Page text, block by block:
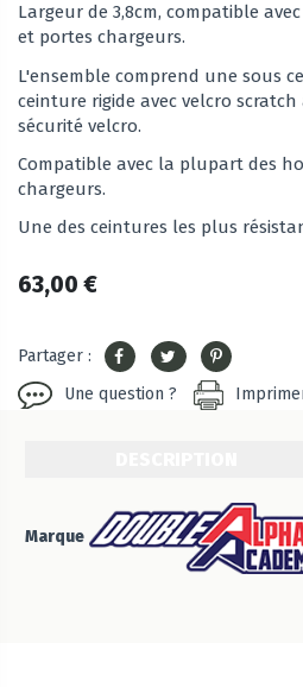
Largeur de 3,8cm, compatible
et portes chargeurs.
L'ensemble comprend une sous
ceinture rigide avec velcro scratch
sécurité velcro.
Compatible avec la plupart des
chargeurs.
Une des ceintures les plus
63,00 €
Partager :
Une question ?
Marque